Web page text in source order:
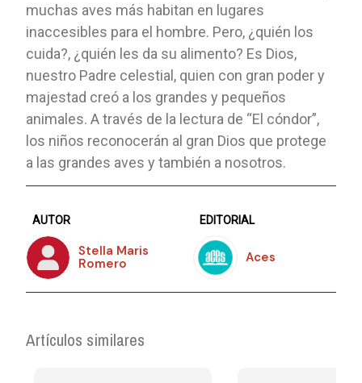
muchas aves más habitan en lugares
inaccesibles para el hombre. Pero, ¿quién los
cuida?, ¿quién les da su alimento? Es Dios,
nuestro Padre celestial, quien con gran poder y
majestad creó a los grandes y pequeños
animales. A través de la lectura de “El cóndor”,
los niños reconocerán al gran Dios que protege
a las grandes aves y también a nosotros.
AUTOR
Stella Maris
Romero
EDITORIAL
Aces
Artículos similares